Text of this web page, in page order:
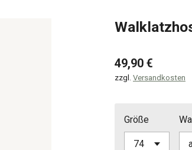
49,90 €
zzgl. Versandkosten
Größe